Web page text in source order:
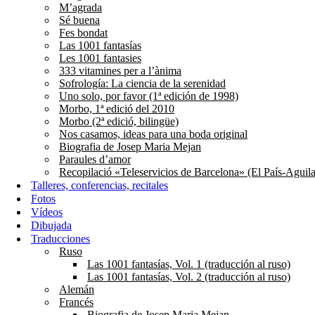
M’agrada
Sé buena
Fes bondat
Las 1001 fantasías
Les 1001 fantasies
333 vitamines per a l’ànima
Sofrología: La ciencia de la serenidad
Uno solo, por favor (1ª edición de 1998)
Morbo, 1ª edició del 2010
Morbo (2ª edició, bilingüe)
Nos casamos, ideas para una boda original
Biografia de Josep Maria Mejan
Paraules d’amor
Recopilació «Teleservicios de Barcelona» (El País-
Talleres, conferencias, recitales
Fotos
Vídeos
Dibujada
Traducciones
Ruso
Las 1001 fantasías, Vol. 1 (traducción al ruso)
Las 1001 fantasías, Vol. 2 (traducción al ruso)
Alemán
Francés